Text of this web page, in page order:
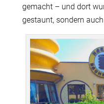
gemacht – und dort
gestaunt, sondern